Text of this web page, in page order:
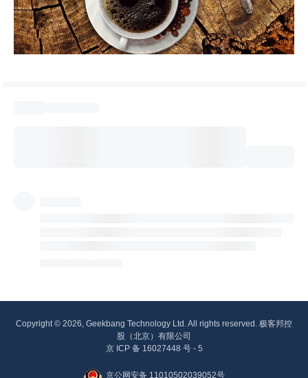
Copyright © 2026, Geekbang Technology Ltd. All rights reserved. 极客邦控
股（北京）有限公司
京 ICP 备 16027448 号 - 5
京公网安备 11010502039052号